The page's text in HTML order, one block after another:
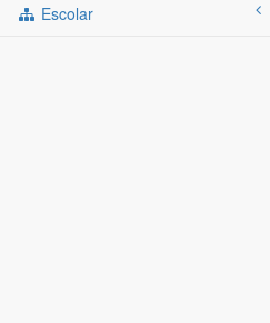
Escolar